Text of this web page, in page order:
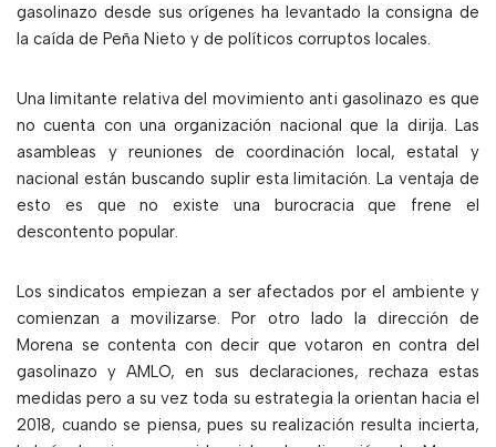
gasolinazo desde sus orígenes ha levantado la consigna de
la caída de Peña Nieto y de políticos corruptos locales.
Una limitante relativa del movimiento anti gasolinazo es que
no cuenta con una organización nacional que la dirija. Las
asambleas y reuniones de coordinación local, estatal y
nacional están buscando suplir esta limitación. La ventaja de
esto es que no existe una burocracia que frene el
descontento popular.
Los sindicatos empiezan a ser afectados por el ambiente y
comienzan a movilizarse. Por otro lado la dirección de
Morena se contenta con decir que votaron en contra del
gasolinazo y AMLO, en sus declaraciones, rechaza estas
medidas pero a su vez toda su estrategia la orientan hacia el
2018, cuando se piensa, pues su realización resulta incierta,